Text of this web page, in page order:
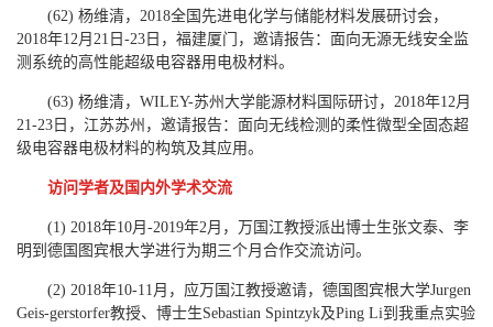
(62) 杨维清，2018全国先进电化学与储能材料发展研讨会，
2018年12月21日-23日，福建厦门，邀请报告：面向无源无线安全监
测系统的高性能超级电容器用电极材料。
(63) 杨维清，WILEY-苏州大学能源材料国际研讨，2018年12月
21-23日，江苏苏州，邀请报告：面向无线检测的柔性微型全固态超
级电容器电极材料的构筑及其应用。
访问学者及国内外学术交流
(1) 2018年10月-2019年2月，万国江教授派出博士生张文泰、李
明到德国图宾根大学进行为期三个月合作交流访问。
(2) 2018年10-11月，应万国江教授邀请，德国图宾根大学Jurgen
Geis-gerstorfer教授、博士生Sebastian Spintzyk及Ping Li到我重点实验